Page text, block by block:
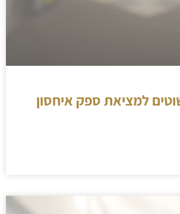
למציאת ספק איחסון